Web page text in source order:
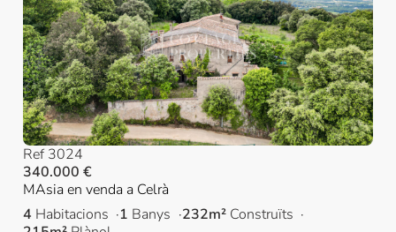
Ref 3024
340.000 €
MAsia en venda a Celrà
4 Habitacions 1 Banys 232m² Construïts